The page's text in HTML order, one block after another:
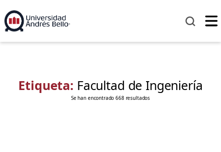
Etiqueta: Facultad de Ingeniería
Se han encontrado 668 resultados